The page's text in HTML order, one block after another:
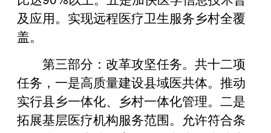
及应用。实现远程医疗卫生服务乡村全覆
盖。
第三部分：改革攻坚任务。共十二项
任务，一是高质量建设县域医共体。推动
实行县乡一体化、乡村一体化管理。二是
拓展基层医疗机构服务范围。允许符合条